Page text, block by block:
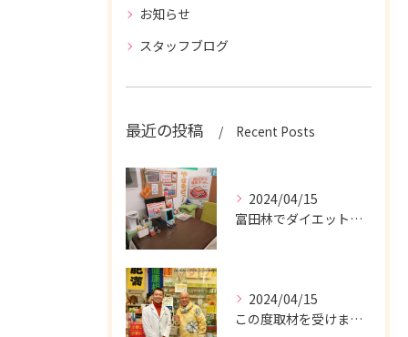
お知らせ
スタッフブログ
最近の投稿 Recent Posts
2024/04/15
富田林でダイエットの相談を承っております
2024/04/15
この度取材を受けました。